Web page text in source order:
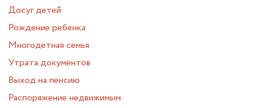
Досуг детей
Рождение ребенка
Многодетная семья
Утрата документов
Выход на пенсию
Распоряжение недвижимым